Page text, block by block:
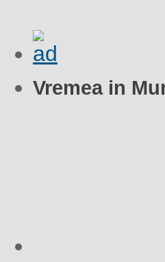
Vremea in